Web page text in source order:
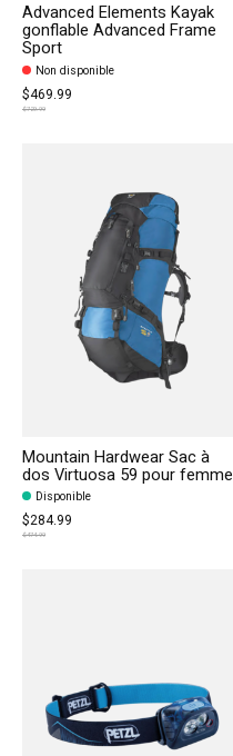
Advanced Elements Kayak
gonflable Advanced Frame
Sport
Non disponible
$469.99
$729.99
Mountain Hardwear Sac à
dos Virtuosa 59 pour femme
Disponible
$284.99
$474.99